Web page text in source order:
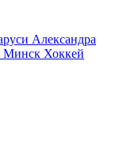
Александра
Минск Хоккей